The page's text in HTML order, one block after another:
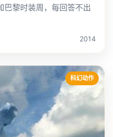
巴黎时装周，每回答不出
2014
科幻动作